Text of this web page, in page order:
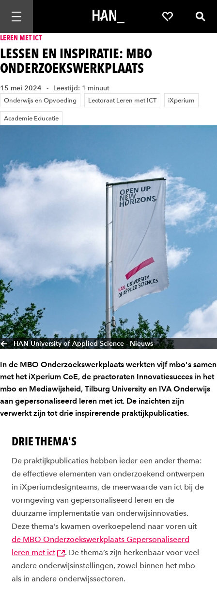
Mobiele navigatie openen Favorieten
LEREN MET ICT
LESSEN EN INSPIRATIE: MBO
ONDERZOEKSWERKPLAATS
15 mei 2024 Leestijd: 1 minuut
Onderwijs en Opvoeding Lectoraat Leren met ICT iXperium
Academie Educatie
HAN University of Applied Science - Nieuws
In de MBO Onderzoekswerkplaats werkten vijf mbo's samen
met het iXperium CoE, de practoraten Innovatiesucces in het
mbo en Mediawijsheid, Tilburg University en IVA Onderwijs
aan gepersonaliseerd leren met ict. De inzichten zijn
verwerkt zijn tot drie inspirerende praktijkpublicaties.
DRIE THEMA'S
De praktijkpublicaties hebben ieder een ander thema:
de effectieve elementen van onderzoekend ontwerpen
in iXperiumdesignteams, de meerwaarde van ict bij de
vormgeving van gepersonaliseerd leren en de
duurzame implementatie van onderwijsinnovaties.
Deze thema’s kwamen overkoepelend naar voren uit
de MBO Onderzoekswerkplaats Gepersonaliseerd
leren met ict
. De thema’s zijn herkenbaar voor veel
andere onderwijsinstellingen, zowel binnen het mbo
als in andere onderwijssectoren.